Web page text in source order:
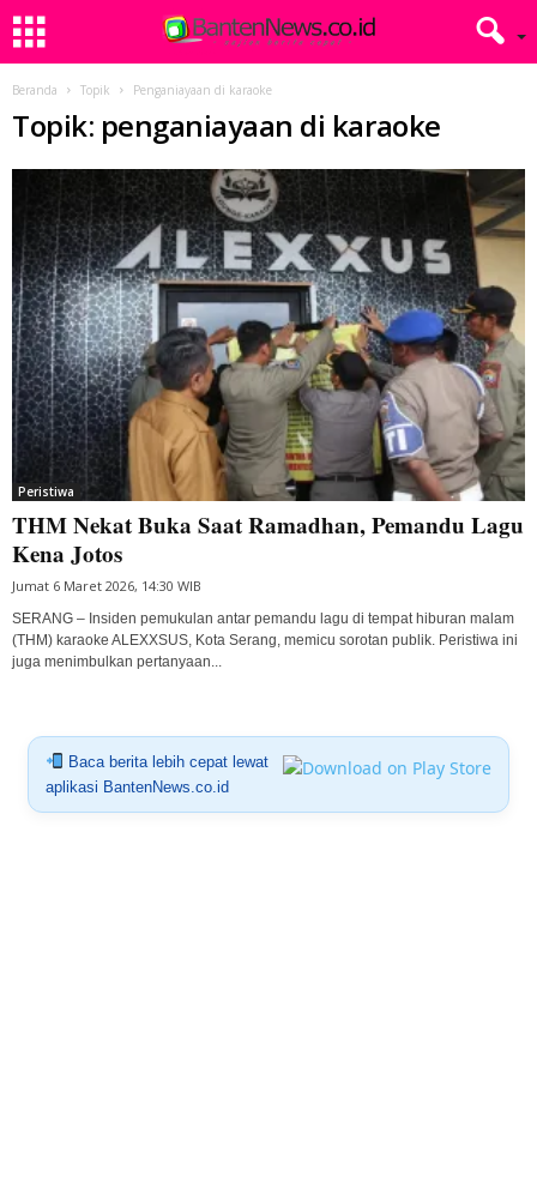
Beranda Topik Penganiayaan di karaoke
Topik: penganiayaan di karaoke
Peristiwa
THM Nekat Buka Saat Ramadhan, Pemandu Lagu
Kena Jotos
Jumat 6 Maret 2026, 14:30 WIB
SERANG – Insiden pemukulan antar pemandu lagu di tempat hiburan malam
(THM) karaoke ALEXXSUS, Kota Serang, memicu sorotan publik. Peristiwa ini
juga menimbulkan pertanyaan...
Baca berita lebih cepat lewat
aplikasi BantenNews.co.id